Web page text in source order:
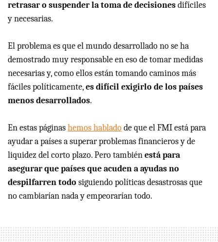
retrasar o suspender la toma de decisionesdifíciles
y necesarias.
El problema es que el mundo desarrollado no se ha
demostrado muy responsable en eso de tomar medidas
necesarias y, como ellos están tomando caminos más
fáciles políticamente,es difícil exigirlo de los países
menos desarrollados.
En estas páginashemos habladode que el FMI está para
ayudar a países a superar problemas financieros y de
liquidez del corto plazo. Pero tambiénestá para
asegurar que países que acuden a ayudas no
despilfarren todo siguiendo políticas desastrosas que
no cambiarían nada y empeorarían todo.